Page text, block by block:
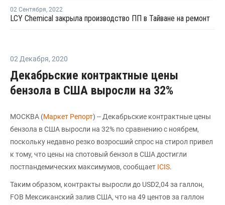
02 Сентября, 2022
LCY Chemical закрыла производство ПП в Тайване на ремонт
02 Декабря, 2020
Декабрьские контрактные цены
бензола в США выросли на 32%
МОСКВА (Маркет Репорт) -- Декабрьские контрактные цены
бензола в США выросли на 32% по сравнению с ноябрем,
поскольку недавно резко возросший спрос на стирол привел
к тому, что цены на спотовый бензол в США достигли
постпандемических максимумов, сообщает ICIS.
Таким образом, контракты выросли до USD2,04 за галлон,
FOB Мексиканский залив США, что на 49 центов за галлон